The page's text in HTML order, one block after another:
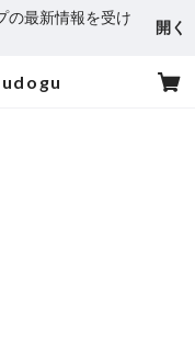
の最新情報を受け
開く